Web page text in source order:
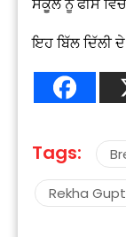
ਸਕੂਲ ਨੂੰ ਫੀਸ
ਇਹ ਬਿੱਲ ਦਿੱਲੀ
Tags:
Rekha